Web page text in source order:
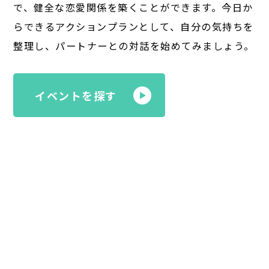
で、健全な恋愛関係を築くことができます。今日か
らできるアクションプランとして、自分の気持ちを
整理し、パートナーとの対話を始めてみましょう。
イベントを探す